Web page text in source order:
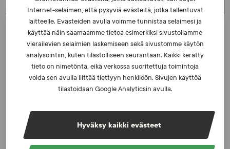
Internet-selaimen, että pysyviä evästeitä, jotka tallentuvat
laitteelle. Evästeiden avulla voimme tunnistaa selaimesi ja
käyttää näin saamaamme tietoa esimerkiksi sivustollamme
vierailevien selaimien laskemiseen sekä sivustomme käytön
analysointiin, kuten tilastolliseen seurantaan. Kaikki kerätty
tieto on nimetöntä, eikä verkossa suoritettuja toimintoja
voida sen avulla liittää tiettyyn henkilöön. Sivujen käyttöä
tilastoidaan Google Analyticsin avulla.
Hyväksy kaikki evästeet
UUTISET - 5.8.2026
Iljukov SUEKin lääketieteelliseksi asiantuntijaksi